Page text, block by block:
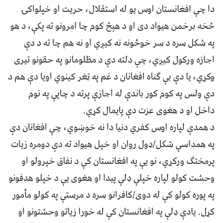
دا چې افغانستان اوس یو له استقلال، حریت او خپلواکۍ
څخه برخمن هیواد دی او د هېڅ کوم چا امرونو ته پکې، د هو
په شکل سره د سر خوځونه نه کیږي او نه هم چا ته د دې
اجازه ورکول کیږي، چې دلته دې د مظلومانو په حقونو تیری
وکړي، یا دې بې ګناه افغانان د غم په ټغر کینوي اویا دې هم د
دې ولس په کوم کور باندې له اجازې پرته د چاپې په نوم
داخل او د هغوی عزت دې پایمال کړي.
د همدې لپاره اوس کفري دنیا دا نه خوښوي، چې افغانان دې
په همداسې شکل/ډول روان او خپل هیواد ته دې دومره زیات
پرمختګ ورکړي، نو یې په افغانستان کې د نفاق خپرولو او
وحشت کولو لپاره خپلې ډلې پیدا او هغوی یې د خپلو هدفونو
په پوره کولو کې له دوی/کافرانو سره د مرستې په کولو مأمور
کړل. یادې ډلې په افغانستان کې له خورا زیاتو وحشتونو او